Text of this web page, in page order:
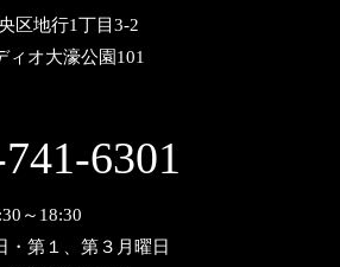
区地行1丁目3-2
ィオ大濠公園101
6301
～18:30
・第１、第３月曜日